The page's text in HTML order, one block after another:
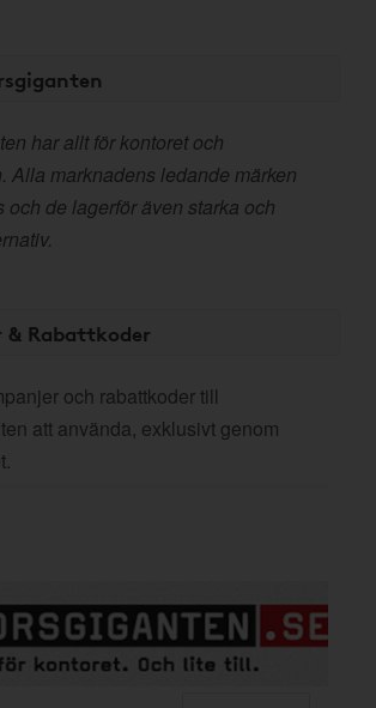
har allt för kontoret och
Alla marknadens ledande märken
och de lagerför även starka och
& Rabattkoder
och rabattkoder till
att använda, exklusivt genom